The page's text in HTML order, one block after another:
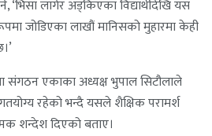
लागेर अड्किएका विद्यार्थीदेखि यस
जोडिएका लाखौं मानिसको मुहारमा केही
संगठन एकाका अध्यक्ष भुपाल सिटौलाले
रहेको भन्दै यसले शैक्षिक परामर्श
शन्देश दिएको बताए।